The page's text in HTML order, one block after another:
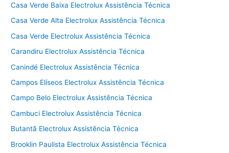
Casa Verde Baixa Electrolux Assistência Técnica
Casa Verde Alta Electrolux Assistência Técnica
Casa Verde Electrolux Assistência Técnica
Carandiru Electrolux Assistência Técnica
Canindé Electrolux Assistência Técnica
Campos Elíseos Electrolux Assistência Técnica
Campo Belo Electrolux Assistência Técnica
Cambuci Electrolux Assistência Técnica
Butantã Electrolux Assistência Técnica
Brooklin Paulista Electrolux Assistência Técnica